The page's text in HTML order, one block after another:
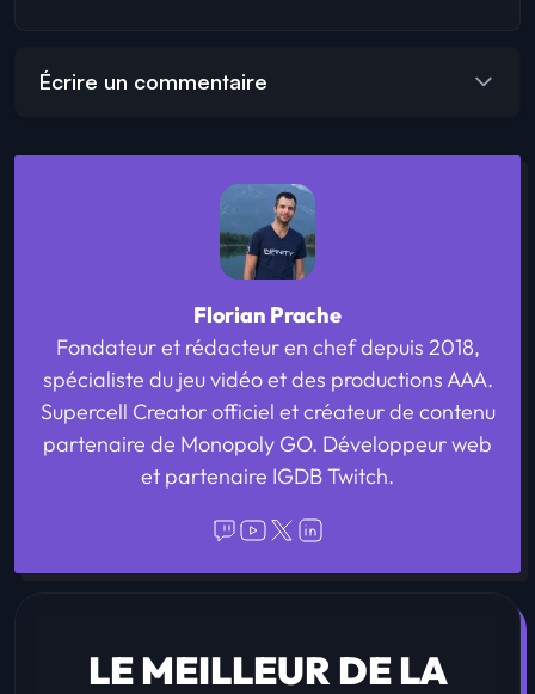
Écrire un commentaire
Florian Prache
Fondateur et rédacteur en chef depuis 2018,
spécialiste du jeu vidéo et des productions AAA.
Supercell Creator officiel et créateur de contenu
partenaire de Monopoly GO. Développeur web
et partenaire IGDB Twitch.
LE MEILLEUR DE LA